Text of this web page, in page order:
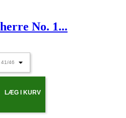
No. 1...
LÆG I KURV